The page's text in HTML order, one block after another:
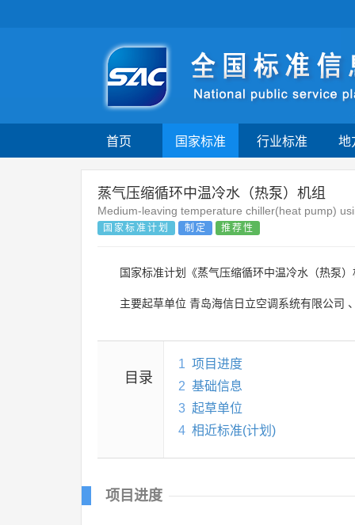
首页 国家标准 行业标准 地
蒸气压缩循环中温冷水（热泵）机组
Medium-leaving temperature chiller(heat pump)
国家标准计划 制定 推荐性
国家标准计划《蒸气压缩循环中温冷水（热泵
主要起草单位 青岛海信日立空调系统有限公司 、
目录
1 项目进度
2 基础信息
3 起草单位
4 相近标准(计划)
项目进度